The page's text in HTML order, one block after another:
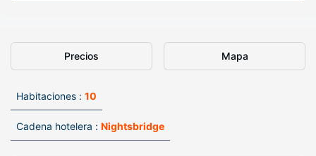
Precios Mapa
Habitaciones : 10
Cadena hotelera : Nightsbridge